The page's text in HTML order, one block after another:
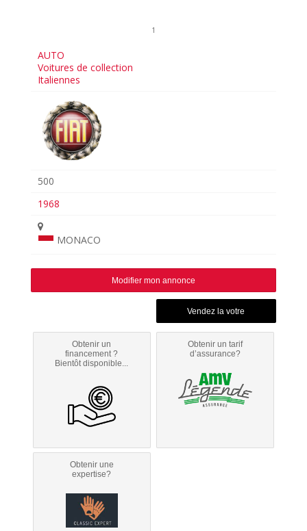
1
AUTO
Voitures de collection
Italiennes
500
1968
MONACO
Modifier mon annonce
Obtenir un
financement ?
Bientôt disponible...
Obtenir un tarif
d’assurance?
Obtenir une
expertise?